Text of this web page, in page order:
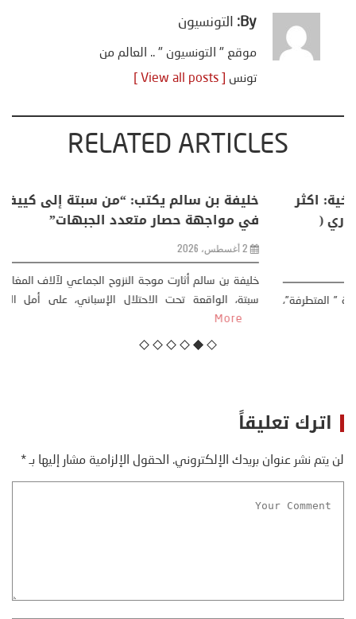
By: التونسيون
موقع " التونسيون " .. العالم من
تونس
RELATED ARTICLES
منذر بالضيافي يكتب حول: التغيرات المناخية: اكثر
من ظاهرة طبيعية .. تحول اجتماعي وحضاري (
مقاربة سوسيولوجية )
كتب: منذر بالضيافي بدأت قصتي مع التغييرات المناخية ” المتطرفة”،
منذ نهاية ثمانينات القرن الماضي، حين أطردنا ...
اترك تعليقاً
لن يتم نشر عنوان بريدك الإلكتروني. الحقول الإلزامية مشار إليها بـ*